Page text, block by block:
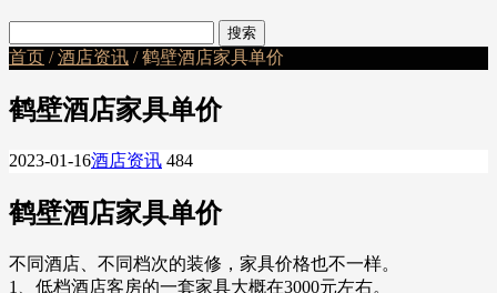
首页 /酒店资讯 / 鹤壁酒店家具单价
鹤壁酒店家具单价
2023-01-16酒店资讯 484
鹤壁酒店家具单价
不同酒店、不同档次的装修，家具价格也不一样。
1、低档酒店客房的一套家具大概在3000元左右。